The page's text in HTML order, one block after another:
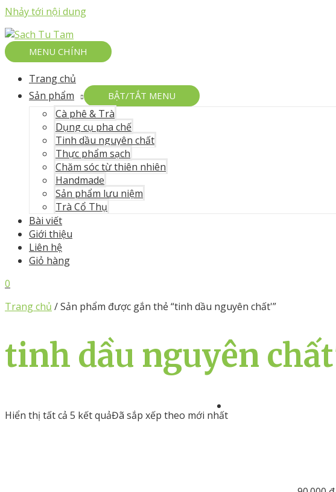
Nhảy tới nội dung
MENU CHÍNH
Trang chủ
Sản phẩm
BẬT/TẮT MENU
Cà phê & Trà
Dụng cụ pha chế
Tinh dầu nguyên chất
Thực phẩm sạch
Chăm sóc từ thiên nhiên
Handmade
Sản phẩm lưu niệm
Trà Cổ Thụ
Bài viết
Giới thiệu
Liên hệ
Giỏ hàng
0
Trang chủ / Sản phẩm được gắn thẻ “tinh dầu nguyên chất'”
tinh dầu nguyên
Hiển thị tất cả 5 kết quảĐã sắp xếp theo mới nhất